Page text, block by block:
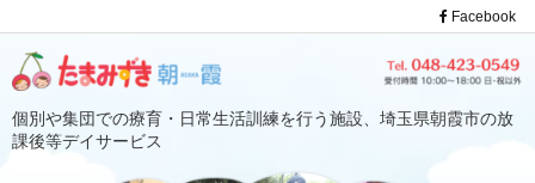
個別や集団での療育・日常生活訓練を行う施設、埼玉県朝霞市の放
課後等デイサービス
Facebook